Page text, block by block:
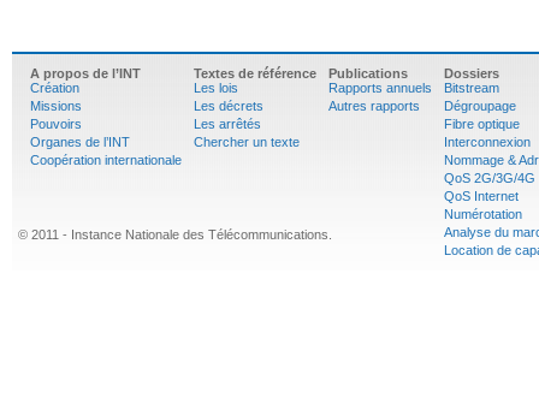
A propos de l’INT
Création
Missions
Pouvoirs
Organes de l’INT
Coopération internationale
Textes de référence
Les lois
Les décrets
Les arrêtés
Chercher un texte
Publications
Rapports annuels
Autres rapports
Dossiers
Bitstream
Dégroupage
Fibre optique
Interconnexion
Nommage &
QoS 2G/3G/4G
QoS Internet
Numérotation
Analyse du
Location de
© 2011 - Instance Nationale des Télécommunications.